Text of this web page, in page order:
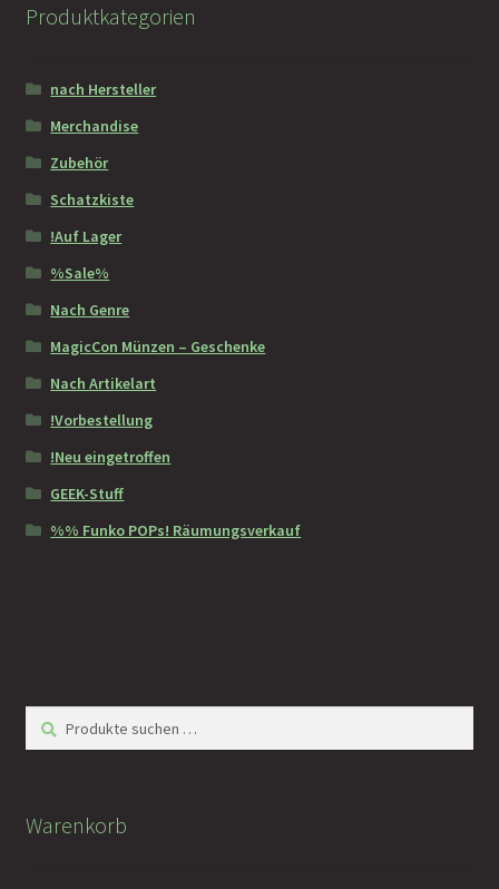
Produktkategorien
nach Hersteller
Merchandise
Zubehör
Schatzkiste
!Auf Lager
%Sale%
Nach Genre
MagicCon Münzen – Geschenke
Nach Artikelart
!Vorbestellung
!Neu eingetroffen
GEEK-Stuff
%% Funko POPs! Räumungsverkauf
Suchen
nach:
Suchen
Warenkorb